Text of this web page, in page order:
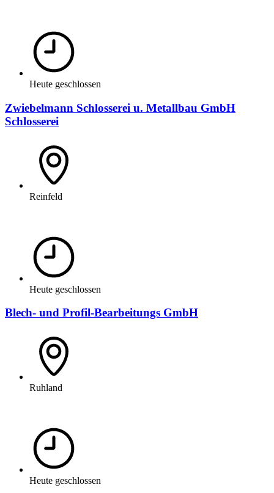
Heute geschlossen
Zwiebelmann Schlosserei u. Metallbau GmbH
Schlosserei
Reinfeld
Heute geschlossen
Blech- und Profil-Bearbeitungs GmbH
Ruhland
Heute geschlossen